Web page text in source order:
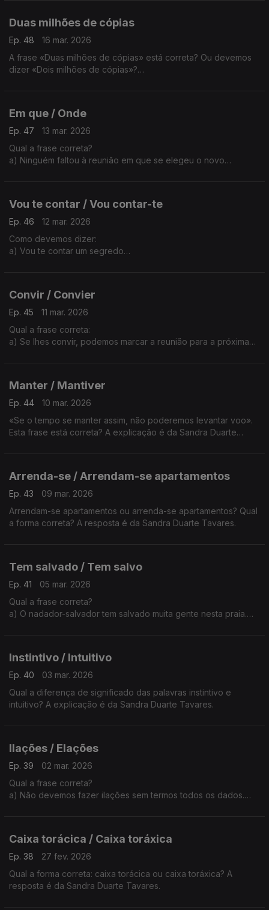
Duas milhões de cópias
Ep. 48
16 mar. 2026
A frase «Duas milhões de cópias» está correta? Ou devemos
dizer «Dois milhões de cópias»?
Em que / Onde
Ep. 47
13 mar. 2026
Qual a frase correta?
a) Ninguém faltou à reunião em que se elegeu o novo
A resposta é da Sandra Duarte Tavares.
Vou te contar / Vou contar-te
Ep. 46
12 mar. 2026
Como devemos dizer:
a) Vou te contar um segredo
Convir / Convier
Ep. 45
11 mar. 2026
Qual a frase correta:
a) Se lhes convir, podemos marcar a reunião para a próxima
A explicação é da Sandra Duarte Tavares.
Manter / Mantiver
Ep. 44
10 mar. 2026
«Se o tempo se manter assim, não poderemos levantar voo».
Esta frase está correta? A explicação é da Sandra Duarte
Arrenda-se / Arrendam-se apartamentos
Ep. 43
09 mar. 2026
Arrendam-se apartamentos ou arrenda-se apartamentos? Qual
a forma correta? A resposta é da Sandra Duarte Tavares.
Tem salvado / Tem salvo
Ep. 41
05 mar. 2026
Qual a frase correta?
a) O nadador-salvador tem salvado muita gente nesta praia.
Instintivo / Intuitivo
Ep. 40
03 mar. 2026
Qual a diferença de significado das palavras instintivo e
intuitivo? A explicação é da Sandra Duarte Tavares.
Ilações / Elações
Ep. 39
02 mar. 2026
Qual a frase correta?
a) Não devemos fazer ilações sem termos todos os dados.
Caixa torácica / Caixa toráxica
Ep. 38
27 fev. 2026
Qual a forma correta: caixa torácica ou caixa toráxica? A
resposta é da Sandra Duarte Tavares.